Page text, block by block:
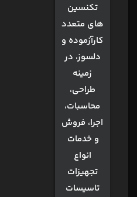
تکنسین
های متعدد
کارآزموده و
دلسوز، در
زمینه
طراحی،
محاسبات،
اجرا، فروش
و خدمات
انواع
تجهیزات
تاسیسات